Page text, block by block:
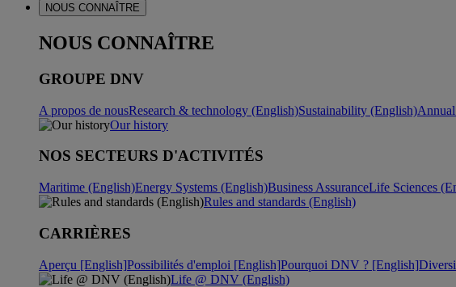
NOUS CONNAÎTRE
NOUS CONNAÎTRE
GROUPE DNV
A propos de nousResearch & technology (English)Sustainability (English)
Our history
NOS SECTEURS D'ACTIVITÉS
Maritime (English)Energy Systems (English)Business AssuranceLife Sciences
Rules and standards (English)
CARRIÈRES
Aperçu [English]Possibilités d'emploi [English]Pourquoi DNV ? [English]
Life @ DNV (English)